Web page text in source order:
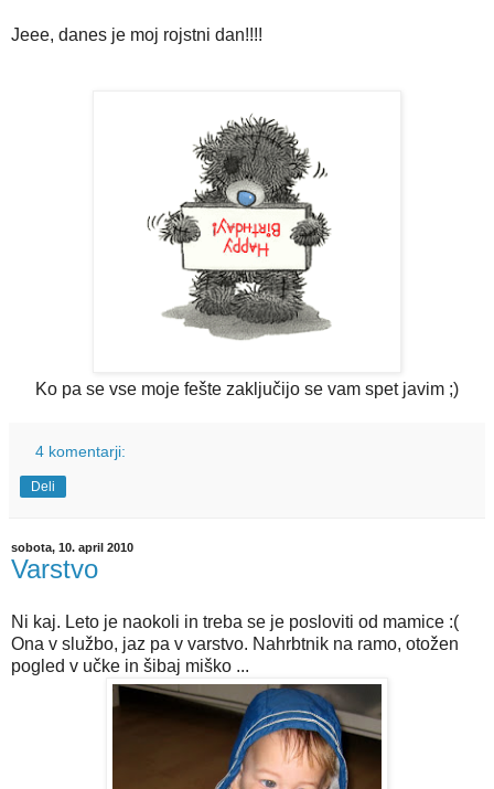
Jeee, danes je moj rojstni dan!!!!
Ko pa se vse moje fešte zaključijo se vam spet javim ;)
4 komentarji:
Deli
sobota, 10. april 2010
Varstvo
Ni kaj. Leto je naokoli in treba se je posloviti od mamice :(
Ona v službo, jaz pa v varstvo. Nahrbtnik na ramo, otožen
pogled v učke in šibaj miško ...